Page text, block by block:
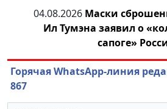
04.08.2026 Маринычев у
или
Горячая WhatsApp-линия
867